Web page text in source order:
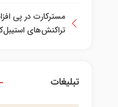
مسترکارت در پی
تراکنش‌های
تبلیغات